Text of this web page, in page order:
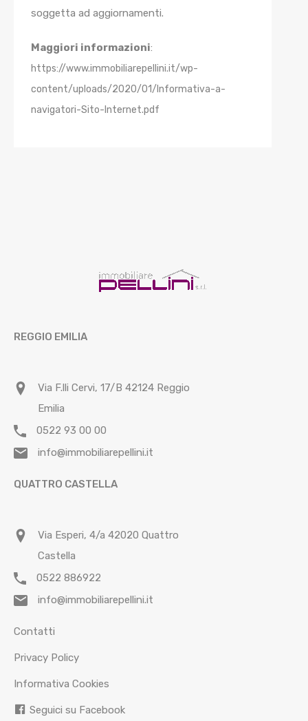
soggetta ad aggiornamenti.
Maggiori informazioni:
https://www.immobiliarepellini.it/wp-
content/uploads/2020/01/Informativa-a-
navigatori-Sito-Internet.pdf
REGGIO EMILIA
Via F.lli Cervi, 17/B 42124 Reggio
Emilia
0522 93 00 00
info@immobiliarepellini.it
QUATTRO CASTELLA
Via Esperi, 4/a 42020 Quattro
Castella
0522 886922
info@immobiliarepellini.it
Contatti
Privacy Policy
Informativa Cookies
Seguici su Facebook